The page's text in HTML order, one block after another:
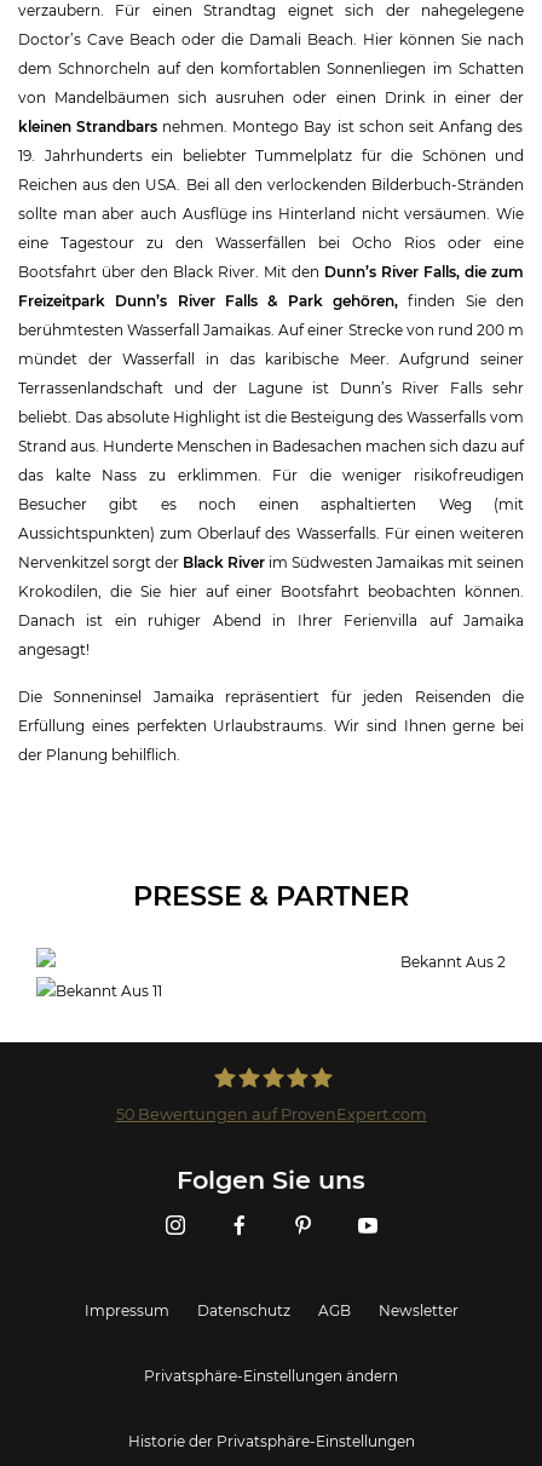
verzaubern. Für einen Strandtag eignet sich der nahegelegene
Doctor’s Cave Beach oder die Damali Beach. Hier können Sie nach
dem Schnorcheln auf den komfortablen Sonnenliegen im Schatten
von Mandelbäumen sich ausruhen oder einen Drink in einer der
kleinen Strandbars nehmen. Montego Bay ist schon seit Anfang des
19. Jahrhunderts ein beliebter Tummelplatz für die Schönen und
Reichen aus den USA. Bei all den verlockenden Bilderbuch-Stränden
sollte man aber auch Ausflüge ins Hinterland nicht versäumen. Wie
eine Tagestour zu den Wasserfällen bei Ocho Rios oder eine
Bootsfahrt über den Black River. Mit den Dunn’s River Falls, die zum
Freizeitpark Dunn’s River Falls & Park gehören,finden Sie den
berühmtesten Wasserfall Jamaikas. Auf einer Strecke von rund 200 m
mündet der Wasserfall in das karibische Meer. Aufgrund seiner
Terrassenlandschaft und der Lagune ist Dunn’s River Falls sehr
beliebt. Das absolute Highlight ist die Besteigung des Wasserfalls vom
Strand aus. Hunderte Menschen in Badesachen machen sich dazu auf
das kalte Nass zu erklimmen. Für die weniger risikofreudigen
Besucher gibt es noch einen asphaltierten Weg (mit
Aussichtspunkten) zum Oberlauf des Wasserfalls. Für einen weiteren
Nervenkitzel sorgt der Black River im Südwesten Jamaikas mit seinen
Krokodilen, die Sie hier auf einer Bootsfahrt beobachten können.
Danach ist ein ruhiger Abend in Ihrer Ferienvilla auf Jamaika
angesagt!
Die Sonneninsel Jamaika repräsentiert für jeden Reisenden die
Erfüllung eines perfekten Urlaubstraums. Wir sind Ihnen gerne bei
der Planung behilflich.
PRESSE & PARTNER
50Bewertungen auf ProvenExpert.com
Folgen Sie uns
Impressum Datenschutz AGB Newsletter
Privatsphäre-Einstellungen ändern
Historie der Privatsphäre-Einstellungen